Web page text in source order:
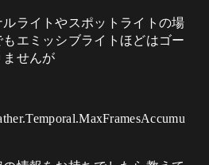
ライトやスポットライトの場
エミッシブライトほどはゴー
ませんが